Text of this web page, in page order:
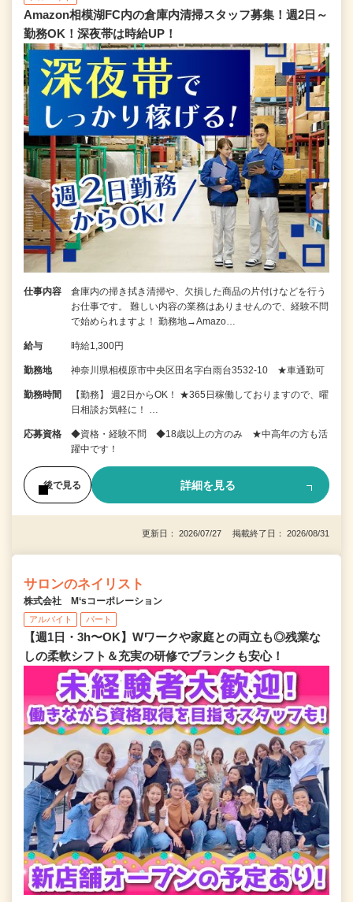
Amazon相模湖FC内の倉庫内清掃スタッフ募集！週2日～
勤務OK！深夜帯は時給UP！
仕事内容
倉庫内の掃き拭き清掃や、欠損した商品の片付けなどを行う
お仕事です。 難しい内容の業務はありませんので、経験不問
で始められますよ！ 勤務地→Amazo…
給与 時給1,300円
勤務地 神奈川県相模原市中央区田名字白雨台3532-10 ★車通勤可
勤務時間
【勤務】 週2日からOK！ ★365日稼働しておりますので、曜
日相談お気軽に！ …
応募資格
◆資格・経験不問 ◆18歳以上の方のみ ★中高年の方も活
躍中です！
後で見る 詳細を見る
更新日： 2026/07/27 掲載終了日： 2026/08/31
サロンのネイリスト
株式会社 M‘sコーポレーション
アルバイト パート
【週1日・3h〜OK】Wワークや家庭との両立も◎残業な
しの柔軟シフト＆充実の研修でブランクも安心！